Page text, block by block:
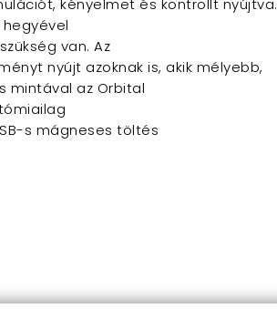
kényelmet és kontrollt nyújtva.
van. Az
nyújt azoknak is, akik mélyebb,
mintával az Orbital
s mágneses töltés